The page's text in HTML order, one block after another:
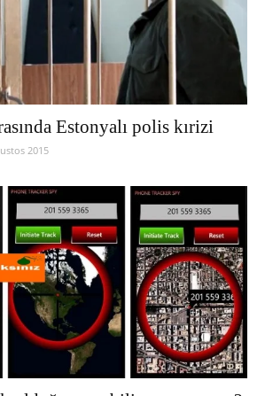
Estonyalı polis kırizi
2015